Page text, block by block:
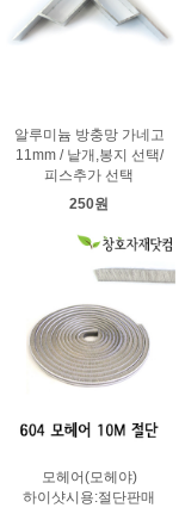
알루미늄 방충망 가네고
11mm / 낱개,봉지 선택/
피스추가 선택
250원
모헤어(모헤야)
하이샷시용:절단판매